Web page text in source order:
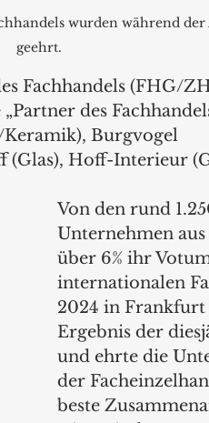
wurden während
geehrt.
Fachhandels (FHG/
des
Keramik), Burgvogel
(Glas), Hoff-Interieur
Von den rund
Unternehmen
über 6% ihr
internationalen
2024 in Frankfurt
Ergebnis der
und ehrte die
der
beste